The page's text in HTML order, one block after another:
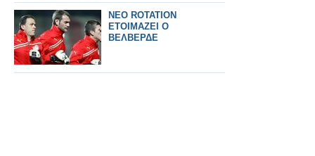
ΝΕΟ ROTATION
ΕΤΟΙΜΑΖΕΙ Ο
ΒΕΛΒΕΡΔΕ